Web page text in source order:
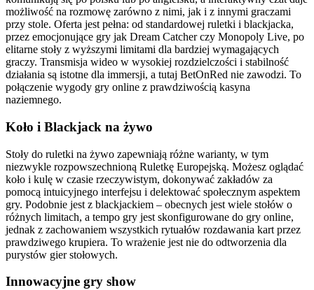
możliwość na rozmowę zarówno z nimi, jak i z innymi graczami
przy stole. Oferta jest pełna: od standardowej ruletki i blackjacka,
przez emocjonujące gry jak Dream Catcher czy Monopoly Live, po
elitarne stoły z wyższymi limitami dla bardziej wymagających
graczy. Transmisja wideo w wysokiej rozdzielczości i stabilność
działania są istotne dla immersji, a tutaj BetOnRed nie zawodzi. To
połączenie wygody gry online z prawdziwością kasyna
naziemnego.
Koło i Blackjack na żywo
Stoły do ruletki na żywo zapewniają różne warianty, w tym
niezwykle rozpowszechnioną Ruletkę Europejską. Możesz oglądać
koło i kulę w czasie rzeczywistym, dokonywać zakładów za
pomocą intuicyjnego interfejsu i delektować społecznym aspektem
gry. Podobnie jest z blackjackiem – obecnych jest wiele stołów o
różnych limitach, a tempo gry jest skonfigurowane do gry online,
jednak z zachowaniem wszystkich rytuałów rozdawania kart przez
prawdziwego krupiera. To wrażenie jest nie do odtworzenia dla
purystów gier stołowych.
Innowacyjne gry show